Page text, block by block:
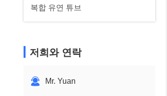
복합 유연 튜브
저희와 연락
Mr. Yuan